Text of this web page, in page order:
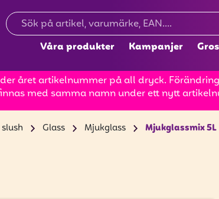
Våra produkter Kampanjer
året artikelnummer på all dryck.
med samma namn under ett nytt
Glass Mjukglass Mjukglassmix 5L